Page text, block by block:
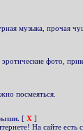
музыка, прочая
фото,
посмеяться.
[ X ]
На сайте